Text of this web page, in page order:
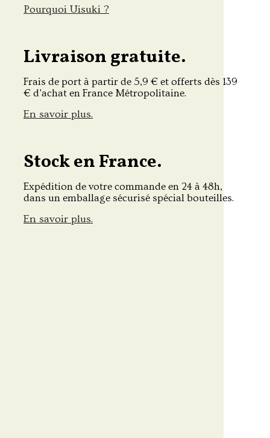
Pourquoi Uisuki ?
Livraison gratuite.
Frais de port à partir de 5,9 € et offerts dès 139
€ d'achat en France Métropolitaine.
En savoir plus.
Stock en France.
Expédition de votre commande en 24 à 48h,
dans un emballage sécurisé spécial bouteilles.
En savoir plus.